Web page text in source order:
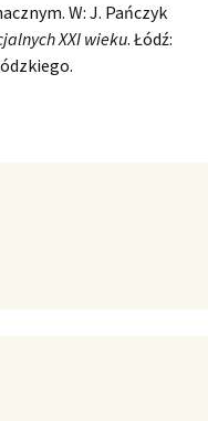
W: J. Pańczyk
XXI wieku. Łódź: